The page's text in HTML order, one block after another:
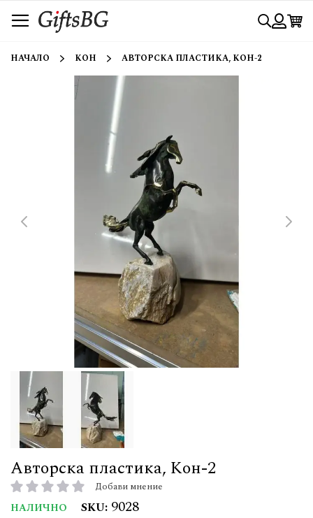
към
съдържанието
Търси
НАЧАЛО КОН АВТОРСКА ПЛАСТИКА, КОН-2
Авторска пластика, Кон-2
рейтинг: Добави мнение
НАЛИЧНО SKU 9028